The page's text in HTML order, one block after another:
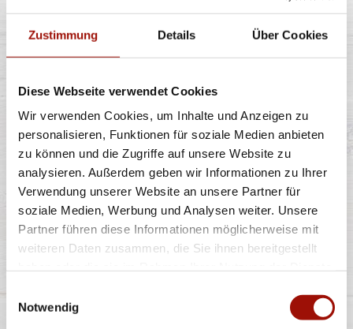
Zustimmung Details Über Cookies
Diese Webseite verwendet Cookies
Wir verwenden Cookies, um Inhalte und Anzeigen zu
personalisieren, Funktionen für soziale Medien anbieten
zu können und die Zugriffe auf unsere Website zu
analysieren. Außerdem geben wir Informationen zu Ihrer
Verwendung unserer Website an unsere Partner für
soziale Medien, Werbung und Analysen weiter. Unsere
Partner führen diese Informationen möglicherweise mit
weiteren Daten zusammen, die Sie ihnen bereitgestellt
Notwendig
TRÜFFEL
Gran Moravia (Hartkäse),... mehr
12,40 €
VENEZIA
Spaghetti oder Penne, Käsesahnesauce, Hinterschinken,